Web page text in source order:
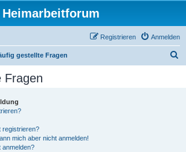
Heimarbeitforum
Anmelden
Registrieren
gestellte Fragen
Fragen
registrieren?
mich aber nicht anmelden!
anmelden?